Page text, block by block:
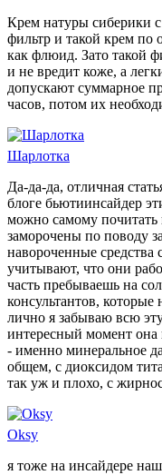
Крем натуры сиберики
фильтр и такой крем по
как флюид. Зато такой
и не вредит коже, а
допускают суммарное
часов, потом их
Шарлотка
Да-да-да, отличная
блоге бьютиинсайдер
можно самому
заморочены по поводу
навороченные
учитывают, что они
часть пребываешь на
консультантов, которые
лично я забываю всю
интересный момент она
- именно минеральное
общем, с диоксидом
так уж и плохо, с
Oksy
я тоже на инсайдере